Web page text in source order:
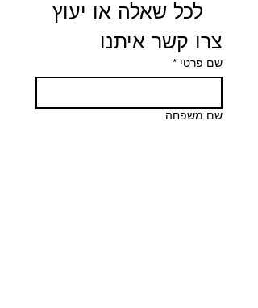
צרו קשר איתנו
שם פרטי *
שם משפחה